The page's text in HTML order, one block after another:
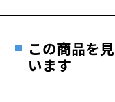
お
安心1 フレー
ご希望のお客さまは
最寄りのZoff実店舗
※サングラスやパッ
この商品を
います